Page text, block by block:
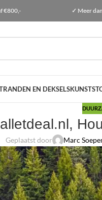
€800,- ✓ Meer dan
EN DEKSELS
Geplaatst door Marc